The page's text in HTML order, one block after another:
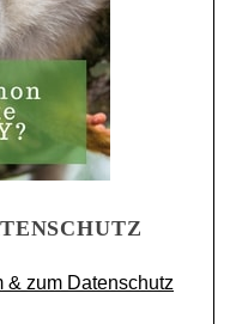
& zum Datenschutz